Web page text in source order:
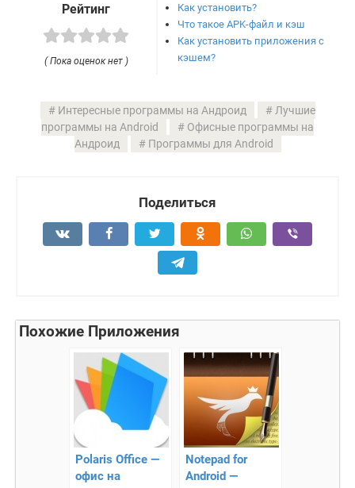
Рейтинг
( Пока оценок нет )
Как установить?
Что такое APK-файл и кэш
Как установить приложения с
кэшем?
Интересные программы на Андроид
Лучшие
программы на Android
Офисные программы на
Андроид
Программы для Android
Поделиться
Похожие Приложения
Polaris Office —
офис на
Notepad for
Android —